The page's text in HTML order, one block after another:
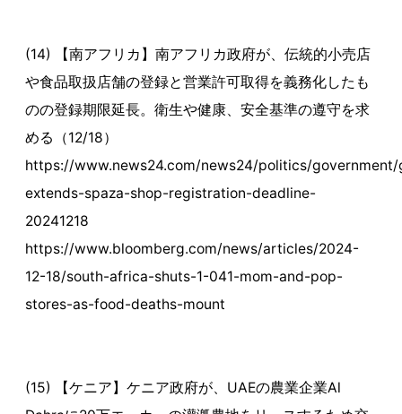
(14) 【南アフリカ】南アフリカ政府が、伝統的小売店
や食品取扱店舗の登録と営業許可取得を義務化したも
のの登録期限延長。衛生や健康、安全基準の遵守を求
める（12/18）
https://www.news24.com/news24/politics/
extends-spaza-shop-registration-deadline-
20241218
https://www.bloomberg.com/news/articles/2024-
12-18/south-africa-shuts-1-041-mom-and-pop-
stores-as-food-deaths-mount
(15) 【ケニア】ケニア政府が、UAEの農業企業Al